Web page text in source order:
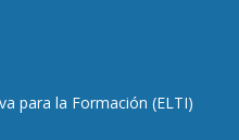
para la Formación (ELTI)